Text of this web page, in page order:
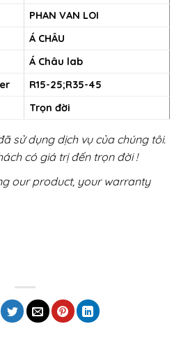
PHAN VAN LOI
Á CHÂU
Á Châu lab
R15-25;R35-45
Trọn đời
sử dụng dịch vụ của chúng tôi.
có giá trị đến trọn đời !
our product, your warranty